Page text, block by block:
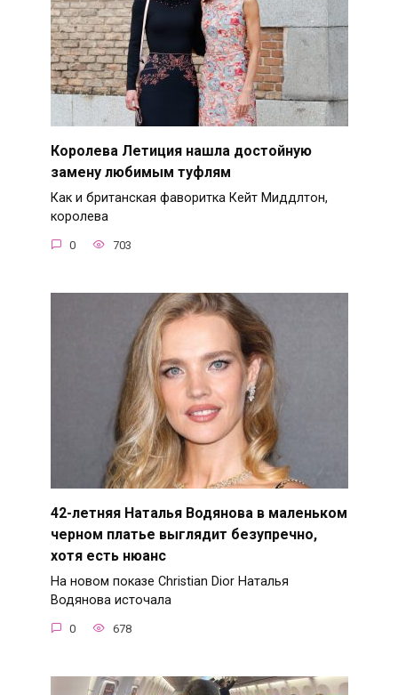
Королева Летиция нашла достойную
замену любимым туфлям
Как и британская фаворитка Кейт Миддлтон,
королева
0 703
42-летняя Наталья Водянова в маленьком
черном платье выглядит безупречно,
хотя есть нюанс
На новом показе Christian Dior Наталья
Водянова источала
0 678